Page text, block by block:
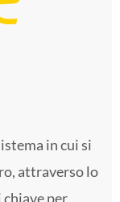
in cui si
attraverso lo
per